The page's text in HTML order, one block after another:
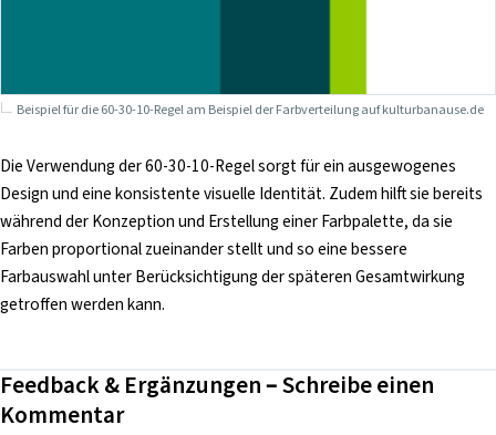
Beispiel für die 60-30-10-Regel am Beispiel der Farbverteilung auf kulturbanause.de
Die Verwendung der 60-30-10-Regel sorgt für ein ausgewogenes
Design und eine konsistente visuelle Identität. Zudem hilft sie bereits
während der Konzeption und Erstellung einer Farbpalette, da sie
Farben proportional zueinander stellt und so eine bessere
Farbauswahl unter Berücksichtigung der späteren Gesamtwirkung
getroffen werden kann.
Feedback & Ergänzungen – Schreibe einen
Kommentar